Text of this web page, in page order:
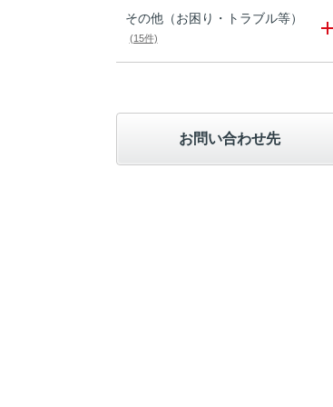
その他（お困り・トラブル等）
(15件)
お問い合わせ先